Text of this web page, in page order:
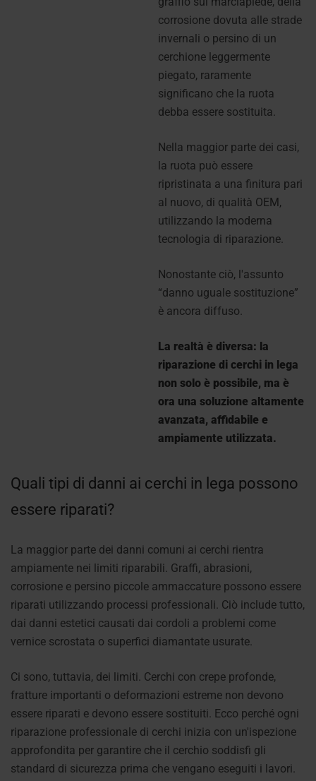
corrosione dovuta alle strade
invernali o persino di un
cerchione leggermente
piegato, raramente
significano che la ruota
debba essere sostituita.
Nella maggior parte dei casi,
la ruota può essere
ripristinata a una finitura pari
al nuovo, di qualità OEM,
utilizzando la moderna
tecnologia di riparazione.
Nonostante ciò, l'assunto
“danno uguale sostituzione”
è ancora diffuso.
La realtà è diversa: la
riparazione di cerchi in lega
non solo è possibile, ma è
ora una soluzione altamente
avanzata, affidabile e
ampiamente utilizzata.
Quali tipi di danni ai cerchi in lega possono
essere riparati?
La maggior parte dei danni comuni ai cerchi rientra
ampiamente nei limiti riparabili. Graffi, abrasioni,
corrosione e persino piccole ammaccature possono essere
riparati utilizzando processi professionali. Ciò include tutto,
dai danni estetici causati dai cordoli a problemi come
vernice scrostata o superfici diamantate usurate.
Ci sono, tuttavia, dei limiti. Cerchi con crepe profonde,
fratture importanti o deformazioni estreme non devono
essere riparati e devono essere sostituiti. Ecco perché ogni
riparazione professionale di cerchi inizia con un'ispezione
approfondita per garantire che il cerchio soddisfi gli
standard di sicurezza prima che vengano eseguiti i lavori.